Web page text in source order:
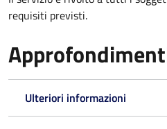
requisiti previsti.
Ulteriori informazioni